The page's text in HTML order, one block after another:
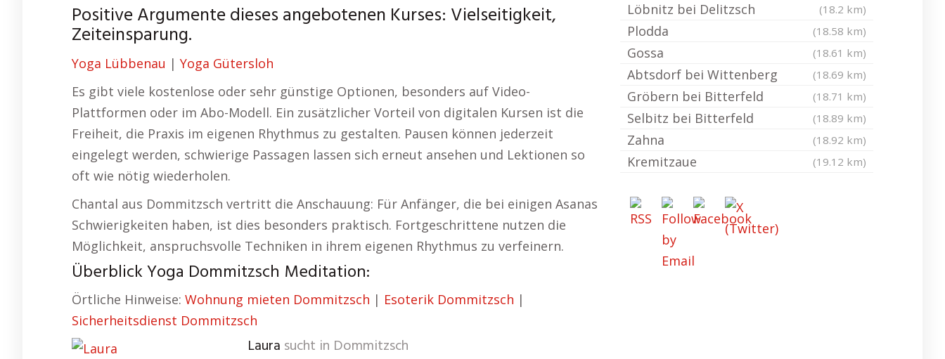
Positive Argumente dieses angebotenen Kurses: Vielseitigkeit,
Zeiteinsparung.
Yoga Lübbenau | Yoga Gütersloh
Es gibt viele kostenlose oder sehr günstige Optionen, besonders auf Video-
Plattformen oder im Abo-Modell. Ein zusätzlicher Vorteil von digitalen Kursen ist die
Freiheit, die Praxis im eigenen Rhythmus zu gestalten. Pausen können jederzeit
eingelegt werden, schwierige Passagen lassen sich erneut ansehen und Lektionen so
oft wie nötig wiederholen.
Chantal aus Dommitzsch vertritt die Anschauung: Für Anfänger, die bei einigen Asanas
Schwierigkeiten haben, ist dies besonders praktisch. Fortgeschrittene nutzen die
Möglichkeit, anspruchsvolle Techniken in ihrem eigenen Rhythmus zu verfeinern.
Überblick Yoga Dommitzsch Meditation:
Örtliche Hinweise: Wohnung mieten Dommitzsch | Esoterik Dommitzsch |
Sicherheitsdienst Dommitzsch
Laura sucht in Dommitzsch
Löbnitz bei Delitzsch (18.2 km)
Plodda (18.58 km)
Gossa (18.61 km)
Abtsdorf bei Wittenberg (18.69 km)
Gröbern bei Bitterfeld (18.71 km)
Selbitz bei Bitterfeld (18.89 km)
Zahna (18.92 km)
Kremitzaue (19.12 km)